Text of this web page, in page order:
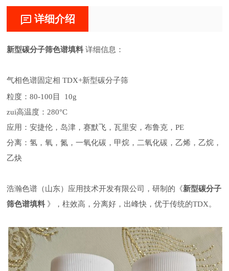
详细介绍
新型碳分子筛色谱填料 详细信息：
气相色谱固定相 TDX+新型碳分子筛
粒度：80-100目 10g
zui高温度： 280°C
应用：安捷伦，岛津，赛默飞，瓦里安，布鲁克，PE
分离：氢，氧，氮，一氧化碳，甲烷，二氧化碳，乙烯，乙烷，
乙炔
浩瀚色谱（山东）应用技术开发有限公司，研制的《新型碳分子
筛色谱填料 》，柱效高，分离好，出峰快，优于传统的TDX。